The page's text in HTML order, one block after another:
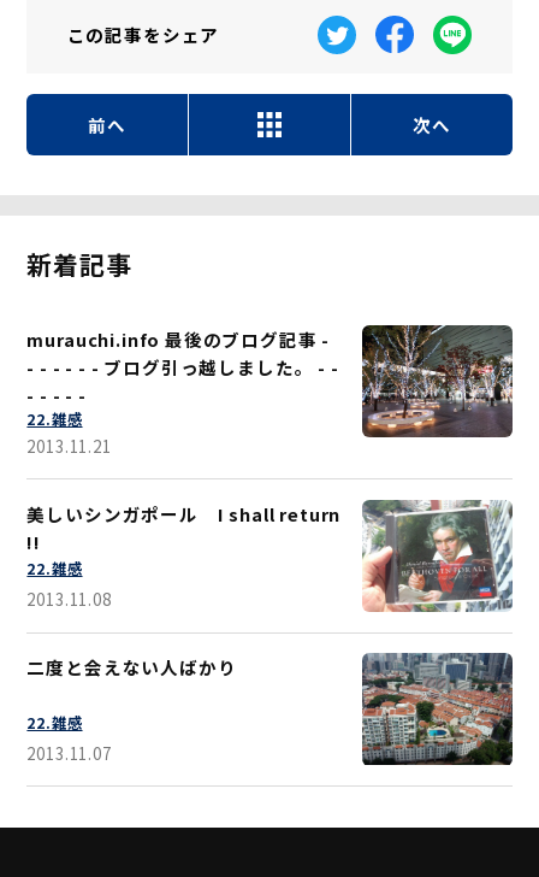
この記事をシェア
前へ 次へ
新着記事
murauchi.info 最後のブログ記事 -
- - - - - - ブログ引っ越しました。 - -
- - - - -
22.雑感
2013.11.21
美しいシンガポール I shall return
!!
22.雑感
2013.11.08
二度と会えない人ばかり
22.雑感
2013.11.07